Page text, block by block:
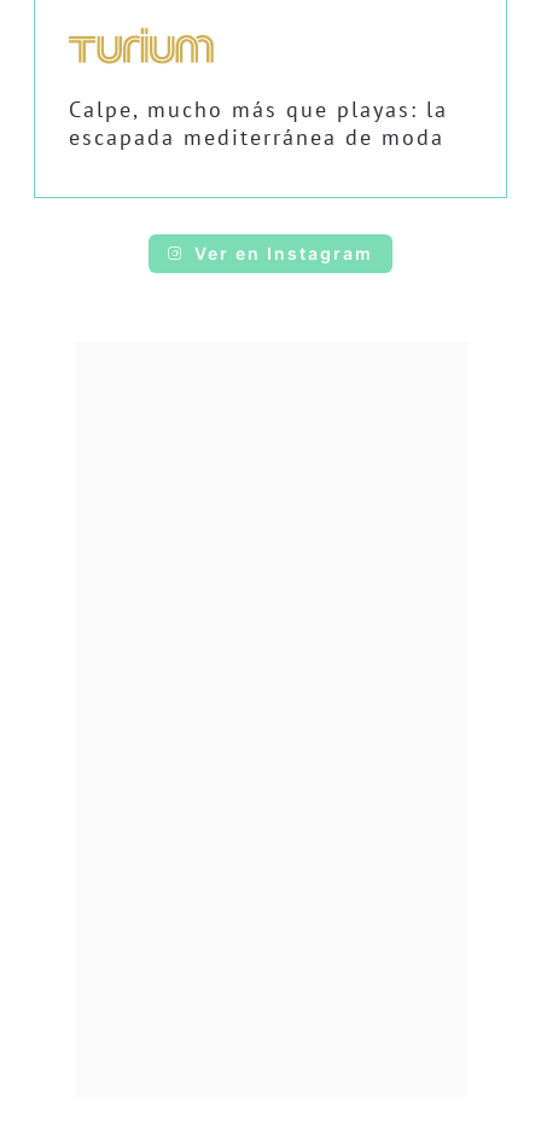
Calpe, mucho más que playas: la
escapada mediterránea de moda
Ver en Instagram